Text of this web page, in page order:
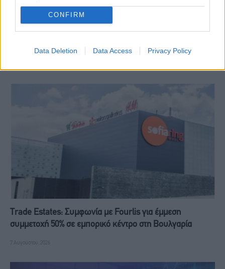
CONFIRM
Data Deletion Data Access Privacy Policy
Όμιλος ΔΕΗ: Νέα συμφωνία για χαρτοφυλάκιο έργων
ΑΠΕ άνω των 2 GW σε Πολωνία και Ουγγαρία
Trade Estates: Συμφωνία με Fourlis για έμμεση
συμμετοχή 50% σε εμπορικό κέντρο στη Βουλγαρία
7 Αυγούστου, 2026